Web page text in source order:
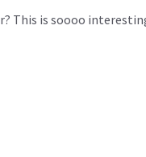
This is soooo